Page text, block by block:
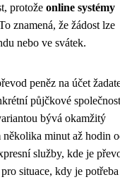
protože online systémy
znamená, že žádost lze
nebo ve svátek.
peněz na účet
půjčkové
bývá okamžitý
několika minut až hodin
služby, kde je
situace, kdy je potřeba